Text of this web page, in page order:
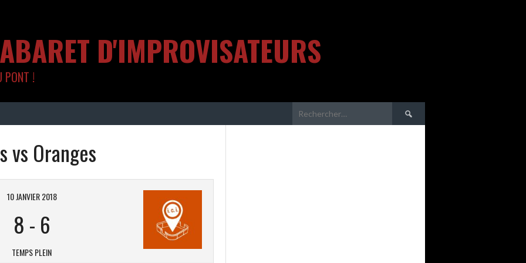
D'IMPROVISATEURS
PONT !
Rechercher :
vs Oranges
10 JANVIER 2018
8 - 6
TEMPS PLEIN